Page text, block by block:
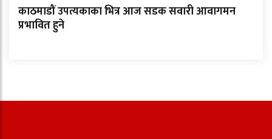
काठमाडौं उपत्यकाका भित्र आज सडक सवारी आवागमन
प्रभावित हुने